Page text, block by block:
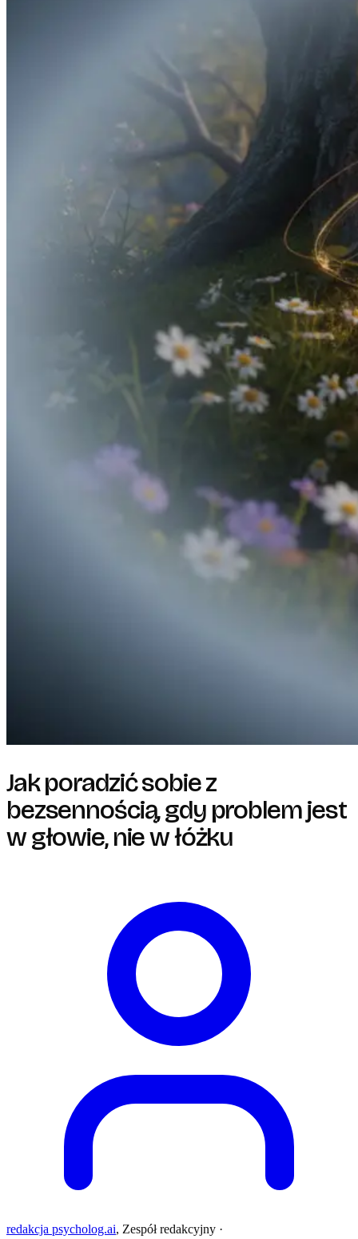
Jak poradzić sobie z
bezsennością, gdy problem jest
w głowie, nie w łóżku
redakcja psycholog.ai, Zespół redakcyjny ·